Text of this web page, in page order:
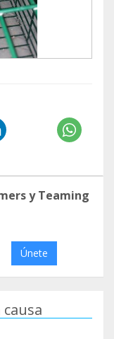
y Teaming
Únete